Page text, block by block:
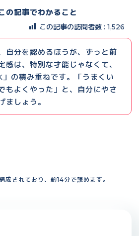
の記事でわかること
この記事の訪問者数 : 1,526
自分を認めるほうが、ずっと前
感は、特別な才能じゃなくて、
の積み重ねです。「うまくい
もよくやった」と、自分にやさ
ましょう。
されており、約14分で読めます。